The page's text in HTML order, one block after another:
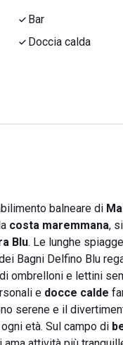
Bar
Doccia calda
balneare di
costa maremmana,
Blu. Le lunghe
Bagni Delfino Blu
ombrelloni e lettini
e docce calde
serene e il
età. Sul campo di